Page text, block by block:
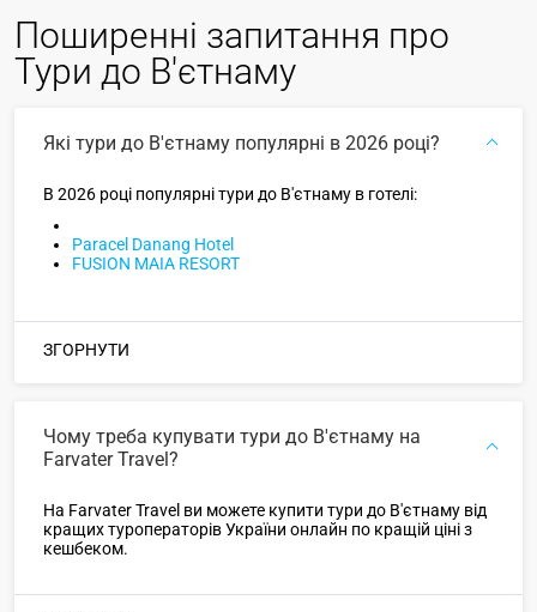
Поширенні запитання про
Тури до В'єтнаму
Які тури до В'єтнаму популярні в 2026 році?
В 2026 році популярні тури до В'єтнаму в готелі:
Paracel Danang Hotel
FUSION MAIA RESORT
ЗГОРНУТИ
Чому треба купувати тури до В'єтнаму на
Farvater Travel?
На Farvater Travel ви можете купити тури до В'єтнаму від
кращих туроператорів України онлайн по кращій ціні з
кешбеком.